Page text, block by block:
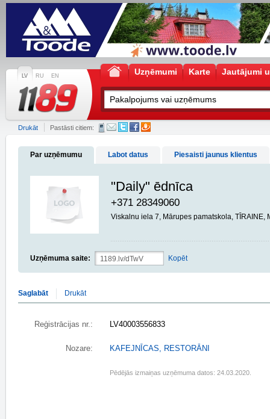
LV RU EN Uzņēmumi Karte Jautājumi
Drukāt Pastāsti citiem:
Par uzņēmumu Labot datus Piesaisti jaunus klientus
"Daily" ēdnīca
+371 28349060
Viskalnu iela 7, Mārupes pamatskola, TĪRAINE,
Uzņēmuma saite: Kopēt
Saglabāt Drukāt
Reģistrācijas nr.: LV40003556833
Nozare: KAFEJNĪCAS, RESTORĀNI
Pēdējās izmaiņas uzņēmuma datos: 24.03.2020.